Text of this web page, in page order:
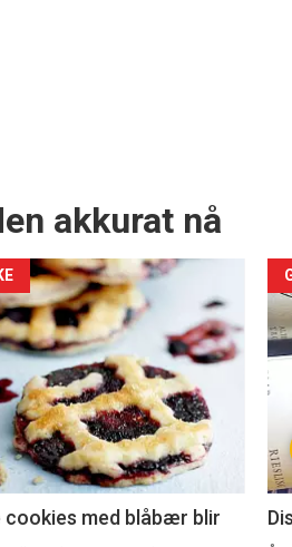
akkurat nå
cookies med blåbær blir
nå
2